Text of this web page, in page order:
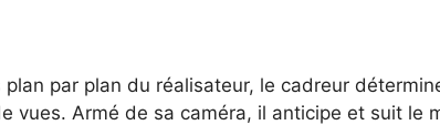
plan par plan du réalisateur, le cadreur
vues. Armé de sa caméra, il anticipe et suit le